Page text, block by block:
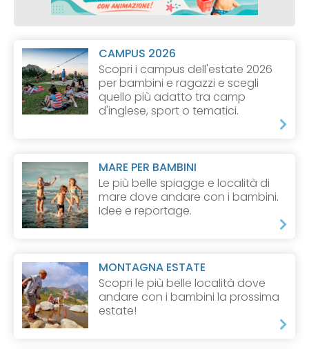
CAMPUS 2026
Scopri i campus dell'estate 2026
per bambini e ragazzi e scegli
quello più adatto tra camp
d'inglese, sport o tematici.
MARE PER BAMBINI
Le più belle spiagge e località di
mare dove andare con i bambini.
Idee e reportage.
MONTAGNA ESTATE
Scopri le più belle località dove
andare con i bambini la prossima
estate!